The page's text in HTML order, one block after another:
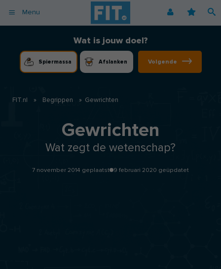
Menu
Cardio
Herstel
Mindset
Voedingssupplementen
Voedingsschema
Fitnessschema
Podcast voor professionals
Vegetarische recepten
Vegan recepten
Coaching
Vacatures
Nieuwsbrief
Wat is jouw doel?
Spiermassa Afslanken Volgende
FIT.nl » Begrippen » Gewrichten
Gewrichten
Wat zegt de wetenschap?
7 november 2014 geplaatst 9 februari 2020 geüpdatet